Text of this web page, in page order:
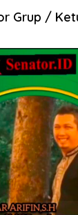
Grup /